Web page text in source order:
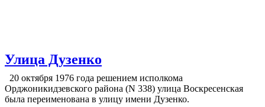
Улица Дузенко
20 октября 1976 года решением исполкома
Орджоникидзевского района (N 338) улица Воскресенская
была переименована в улицу имени Дузенко.